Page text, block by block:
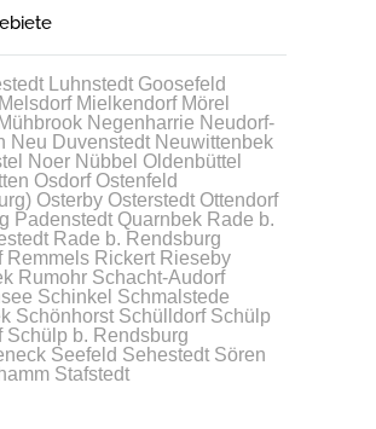
Luhnstedt Goosefeld
Melsdorf Mielkendorf Mörel
Mühbrook Negenharrie Neudorf-
Neu Duvenstedt Neuwittenbek
Noer Nübbel Oldenbüttel
Osdorf Ostenfeld
Osterby Osterstedt Ottendorf
Padenstedt Quarnbek Rade b.
Rade b. Rendsburg
Remmels Rickert Rieseby
Rumohr Schacht-Audorf
Schinkel Schmalstede
Schönhorst Schülldorf Schülp
Schülp b. Rendsburg
Seefeld Sehestedt Sören
Stafstedt